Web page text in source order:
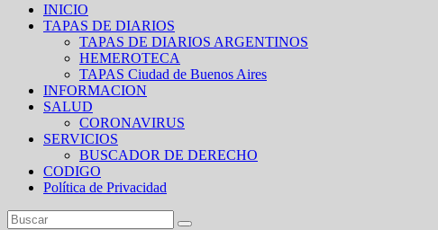
INICIO
TAPAS DE DIARIOS
TAPAS DE DIARIOS ARGENTINOS
HEMEROTECA
TAPAS Ciudad de Buenos Aires
INFORMACION
SALUD
CORONAVIRUS
SERVICIOS
BUSCADOR DE DERECHO
CODIGO
Política de Privacidad